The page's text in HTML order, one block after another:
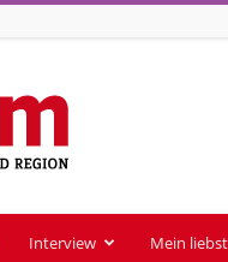
Interview Mein